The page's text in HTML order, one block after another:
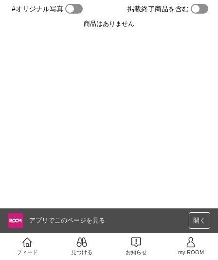
#オリジナル写真 掲載終了商品を含む
商品はありません
アプリでこのページを見る 開く
フィード 見つける お知らせ my ROOM